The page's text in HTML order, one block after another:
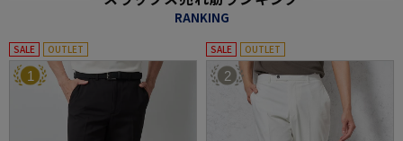
RANKING
SALE OUTLET
1
SALE OUTLET
2